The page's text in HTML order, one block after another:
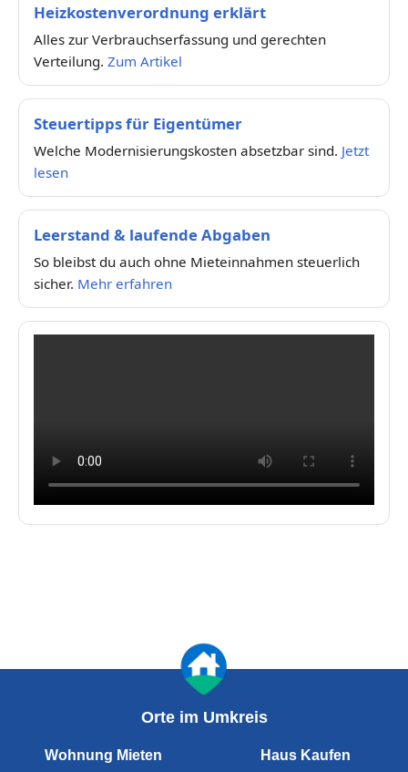
Heizkostenverordnung erklärt
Alles zur Verbrauchserfassung und gerechten
Verteilung. Zum Artikel
Steuertipps für Eigentümer
Welche Modernisierungskosten absetzbar sind. Jetzt
lesen
Leerstand & laufende Abgaben
So bleibst du auch ohne Mieteinnahmen steuerlich
sicher. Mehr erfahren
Orte im Umkreis
Wohnung Mieten Haus Kaufen